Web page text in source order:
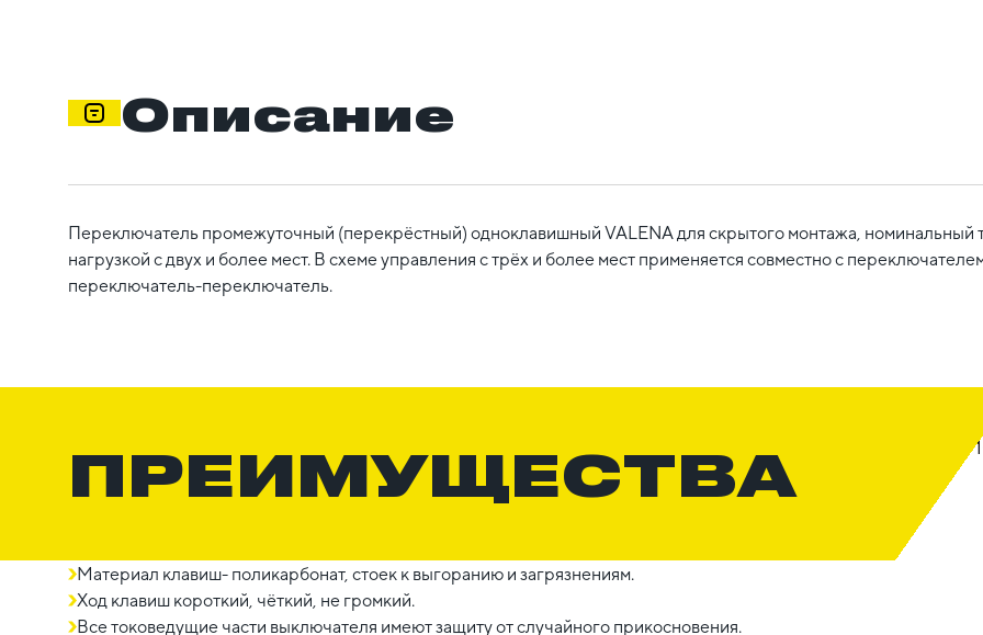
Описание
Переключатель промежуточный (перекрёстный) одноклавишный VALENA для скрытого монтажа, номинальный
нагрузкой с двух и более мест. В схеме управления с трёх и более мест применяется совместно с
переключатель-переключатель.
ПРЕИМУЩЕСТВА
Материал клавиш- поликарбонат, стоек к выгоранию и загрязнениям.
Ход клавиш короткий, чёткий, не громкий.
Все токоведущие части выключателя имеют защиту от случайного прикосновения.